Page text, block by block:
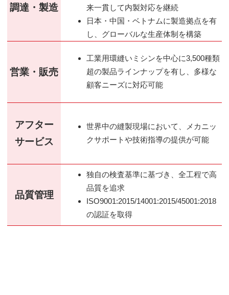
調達・製造
来一貫して内製対応を継続
日本・中国・ベトナムに製造拠点を有
し、グローバルな生産体制を構築
営業・販売
工業用環縫いミシンを中心に3,500種類
超の製品ラインナップを有し、多様な
顧客ニーズに対応可能
アフター
サービス
世界中の縫製現場において、メカニッ
クサポートや技術指導の提供が可能
品質管理
独自の検査基準に基づき、全工程で高
品質を追求
ISO9001:2015/14001:2015/45001:2018
の認証を取得